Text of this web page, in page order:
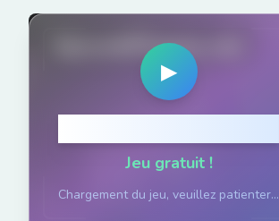
SprunkiPhases.net
▶
Jeu gratuit !
Chargement du jeu, veuillez patienter...